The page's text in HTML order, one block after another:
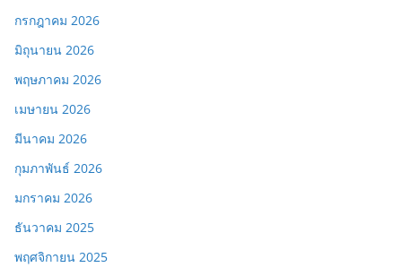
กรกฎาคม 2026
มิถุนายน 2026
พฤษภาคม 2026
เมษายน 2026
มีนาคม 2026
กุมภาพันธ์ 2026
มกราคม 2026
ธันวาคม 2025
พฤศจิกายน 2025